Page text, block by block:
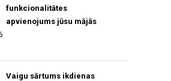
funkcionalitātes
apvienojums jūsu mājās
Vaigu sārtums ikdienas